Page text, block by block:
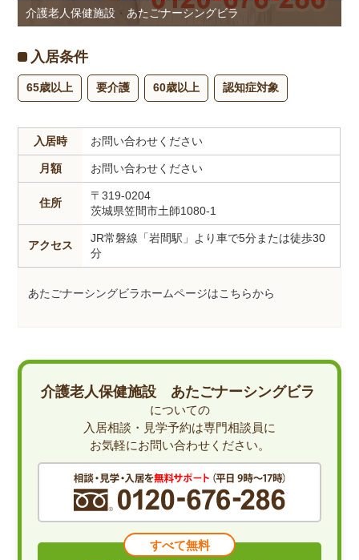
介護老人保健施設 あたごナーシングビラ
入居条件
65歳以上 要介護 60歳以上 認知症対象
入居時 お問い合わせください
月額 お問い合わせください
住所
〒319-0204
茨城県笠間市土師1080-1
アクセス
JR常磐線「岩間駅」より車で5分または徒歩30
分
あたごナーシングビラホームページはこちらから
介護老人保健施設 あたごナーシングビラ
についての
入居相談・見学予約は専門相談員に
お気軽にお問い合わせください。
すべて無料